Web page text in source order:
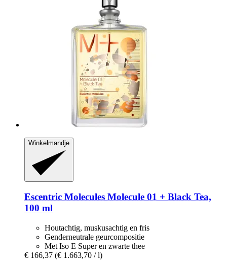
Winkelmandje
Escentric Molecules Molecule 01 + Black Tea,
100 ml
Houtachtig, muskusachtig en fris
Genderneutrale geurcompositie
Met Iso E Super en zwarte thee
€ 166,37 (€ 1.663,70 / l)